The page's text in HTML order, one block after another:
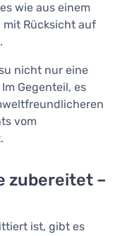
wie aus einem
mit Rücksicht auf
nicht nur eine
Gegenteil, es
vom
zubereitet –
ist, gibt es